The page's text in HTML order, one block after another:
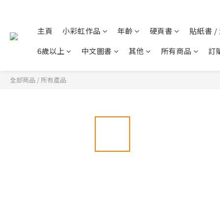
主頁 小彩虹作品 年齡 硬頁書
貼紙書 /
6歲以上
中文圖書 其他 所有商品 訂
全部商品 / 所有產品